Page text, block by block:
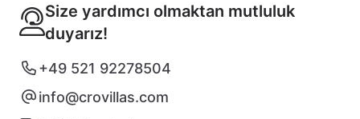
Size yardımcı olmaktan mutluluk
duyarız!
+49 521 92278504
info@crovillas.com